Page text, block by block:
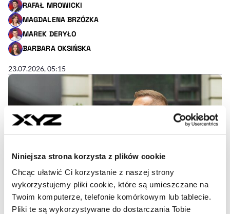
Niniejsza strona korzysta z plików cookie
Chcąc ułatwić Ci korzystanie z naszej strony
wykorzystujemy pliki cookie, które są umieszczane na
Twoim komputerze, telefonie komórkowym lub tablecie.
Pliki te są wykorzystywane do dostarczania Tobie
RAFAŁ MROWICKI
- AUTOR ARTYKUŁU - PROFIL
MAGDALENA BRZÓZKA
- AUTOR ARTYKUŁU - PROFIL
MAREK DERYŁO
- AUTOR ARTYKUŁU - PROFIL
BARBARA OKSIŃSKA
- AUTOR ARTYKUŁU - PROFIL
23.07.2026, 05:15